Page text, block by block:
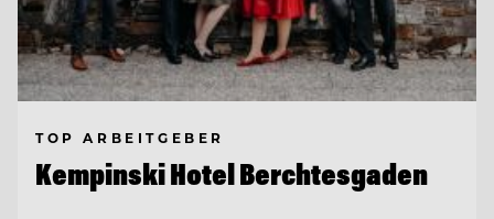
TOP ARBEITGEBER
Kempinski Hotel Berchtesgaden